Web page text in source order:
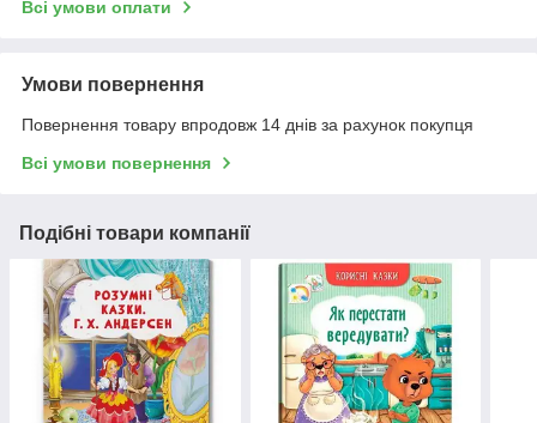
Всі умови оплати
Умови повернення
Повернення товару впродовж 14 днів за рахунок покупця
Всі умови повернення
Подібні товари компанії